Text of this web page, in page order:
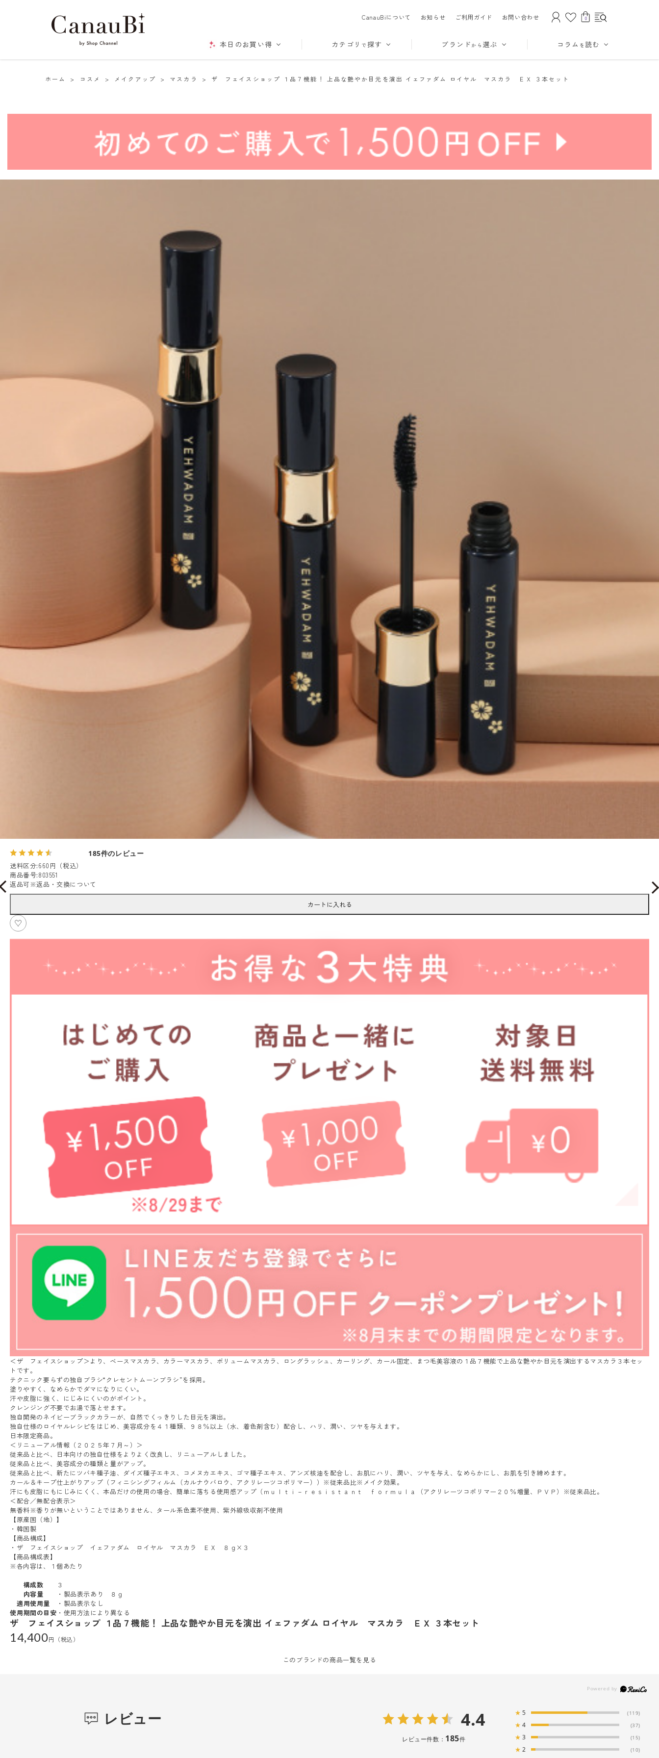
CanauBiについて お知らせ ご利用ガイド お問い合わせ 0
本日のお買い得 カテゴリ で探す ブランド から 選ぶ コラム を読む
ホーム > コスメ > メイクアップ > マスカラ > ザ フェイスショップ １品７機能！ 上品な艶やか目元を演出 イェファダム ロイヤル マスカラ ＥＸ ３本セット
ザ フェイスショップ １品７機能！ 上品な艶やか目元を演出 イェファダム ロイヤル マスカラ ＥＸ ３本セット
14,400
185件のレビュー
送料区分:660円（税込）
商品番号:803551
返品可 ※返品・交換について
このブランドの商品一覧を見る
カートに入れる
＜ザ フェイスショップ＞より、ベースマスカラ、カラーマスカラ、ボリュームマスカラ、ロングラッシュ、カーリング、カール固定、まつ毛美容液の１品７機能で上品な艶やか目元を演出するマスカラ３本セッ
トです。
テクニック要らずの独自ブラシ“クレセントムーンブラシ”を採用。
塗りやすく、なめらかでダマになりにくい。
汗や皮脂に強く、にじみにくいのがポイント。
クレンジング不要でお湯で落とせます。
独自開発のネイビーブラックカラーが、自然でくっきりした目元を演出。
独自仕様のロイヤルレシピをはじめ、美容成分を４１種類、９８％以上（水、着色剤含む）配合し、ハリ、潤い、ツヤを与えます。
日本限定商品。
＜リニューアル情報（２０２５年７月～）＞
従来品と比べ、日本向けの独自仕様をよりよく改良し、リニューアルしました。
従来品と比べ、美容成分の種類と量がアップ。
従来品と比べ、新たにツバキ種子油、ダイズ種子エキス、コメヌカエキス、ゴマ種子エキス、アンズ核油を配合し、お肌にハリ、潤い、ツヤを与え、なめらかにし、お肌を引き締めます。
カール＆キープ仕上がりアップ（フィニシングフィルム（カルナウバロウ、アクリレーツコポリマー））※従来品比※メイク効果。
汗にも皮脂にもにじみにくく、本品だけの使用の場合、簡単に落ちる使用感アップ（ｍｕｌｔｉ－ｒｅｓｉｓｔａｎｔ ｆｏｒｍｕｌａ（アクリレーツコポリマー２０％増量、ＰＶＰ）※従来品比。
＜配合／無配合表示＞
無香料※香りが無いということではありません、タール系色素不使用、紫外線吸収剤不使用
【原産国（地）】
・韓国製
【商品構成】
・ザ フェイスショップ イェファダム ロイヤル マスカラ ＥＸ ８ｇ×３
【商品構成表】
※各内容は、１個あたり
構成数
３
内容量
・製品表示あり ８ｇ
適用使用量
・製品表示なし
使用期間の目安 ・使用方法により異なる
レビュー 4.4
レビュー件数： 185件
★ 5 (119)
★ 4 (37)
★ 3 (15)
★ 2 (10)